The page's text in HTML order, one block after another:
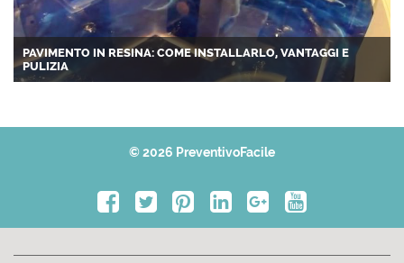
PAVIMENTO IN RESINA: COME INSTALLARLO, VANTAGGI E
PULIZIA
© 2026 PreventivoFacile